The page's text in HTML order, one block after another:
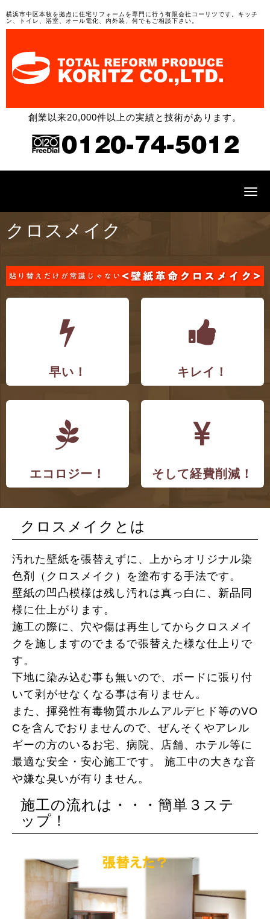
横浜市中区本牧を拠点に住宅リフォームを専門に行う有限会社コーリツです。キッチ
ン、トイレ、浴室、オール電化、内外装、何でもご相談下さい。
創業以来20,000件以上の実績と技術があります。
N
v
o
n
クロスメイク
早い！ キレイ！
エコロジー！ そして経費削減！
クロスメイクとは
汚れた壁紙を張替えずに、上からオリジナル染
色剤（クロスメイク）を塗布する手法です。
壁紙の凹凸模様は残し汚れは真っ白に、新品同
様に仕上がります。
施工の際に、穴や傷は再生してからクロスメイ
クを施しますのでまるで張替えた様な仕上りで
す。
下地に染み込む事も無いので、ボードに張り付
いて剥がせなくなる事は有りません。
また、揮発性有毒物質ホルムアルデヒド等のVO
Cを含んでおりませんので、ぜんそくやアレル
ギーの方のいるお宅、病院、店舗、ホテル等に
最適な安全・安心施工です。 施工中の大きな音
や嫌な臭いが有りません。
施工の流れは・・・簡単３ステ
ップ！